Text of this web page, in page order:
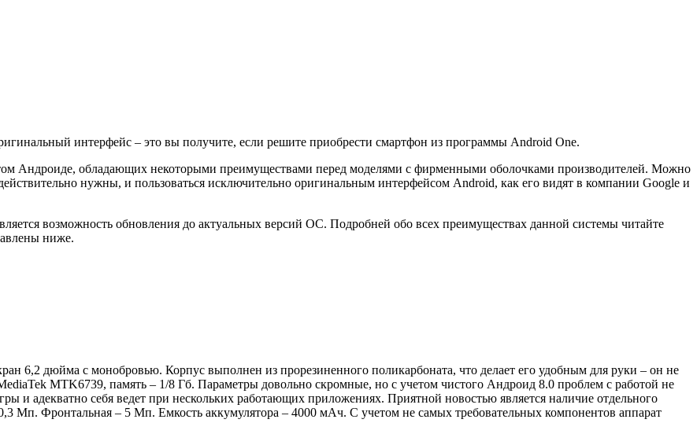
интерфейс – это вы получите, если решите приобрести смартфон из программы Android One.
Андроиде, обладающих некоторыми преимуществами перед моделями с фирменными оболочками производителей. Можно
нужны, и пользоваться исключительно оригинальным интерфейсом Android, как его видят в компании Google и
возможность обновления до актуальных версий ОС. Подробней обо всех преимуществах данной системы читайте
ниже.
6,2 дюйма с монобровью. Корпус выполнен из прорезиненного поликарбоната, что делает его удобным для руки – он не
MTK6739, память – 1/8 Гб. Параметры довольно скромные, но с учетом чистого Андроид 8.0 проблем с работой не
и адекватно себя ведет при нескольких работающих приложениях. Приятной новостью является наличие отдельного
Мп. Фронтальная – 5 Мп. Емкость аккумулятора – 4000 мАч. С учетом не самых требовательных компонентов аппарат